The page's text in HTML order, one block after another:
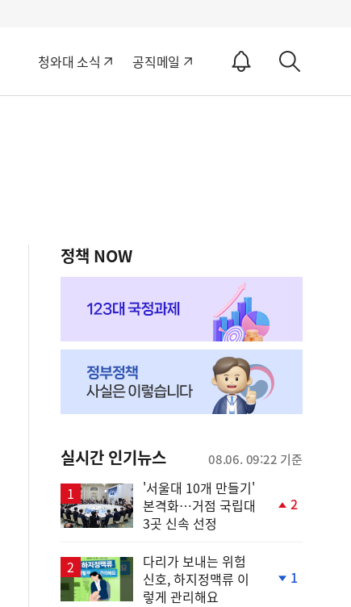
청와대 소식 공직메일
알
ON
세
정책 NOW
실시간 인기뉴스 08.06. 09:22 기준
'서울대 10개 만들기'
본격화…거점 국립대
3곳 신속 선정
2
다리가 보내는 위험
신호, 하지정맥류 이
렇게 관리해요
1